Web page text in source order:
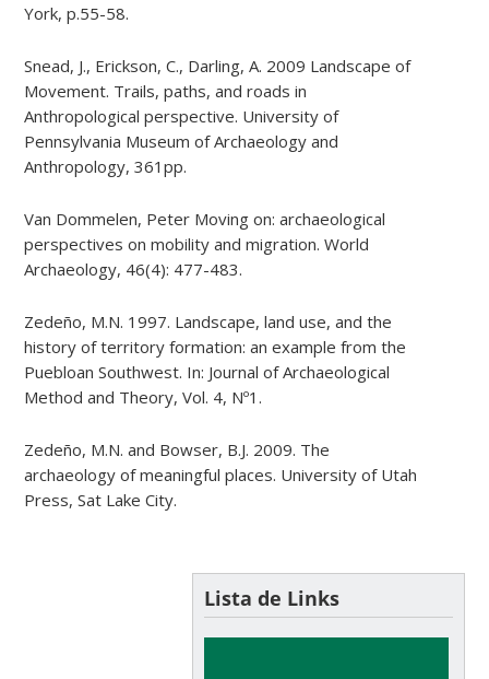
York, p.55-58.
Snead, J., Erickson, C., Darling, A. 2009 Landscape of
Movement. Trails, paths, and roads in
Anthropological perspective. University of
Pennsylvania Museum of Archaeology and
Anthropology, 361pp.
Van Dommelen, Peter Moving on: archaeological
perspectives on mobility and migration. World
Archaeology, 46(4): 477-483.
Zedeño, M.N. 1997. Landscape, land use, and the
history of territory formation: an example from the
Puebloan Southwest. In: Journal of Archaeological
Method and Theory, Vol. 4, Nº1.
Zedeño, M.N. and Bowser, B.J. 2009. The
archaeology of meaningful places. University of Utah
Press, Sat Lake City.
Lista de Links